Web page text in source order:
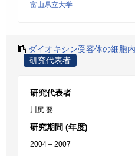
富山県立大学
ダイオキシン受容体の細胞
研究代表者
研究代表者
川尻 要
研究期間 (年度)
2004 – 2007